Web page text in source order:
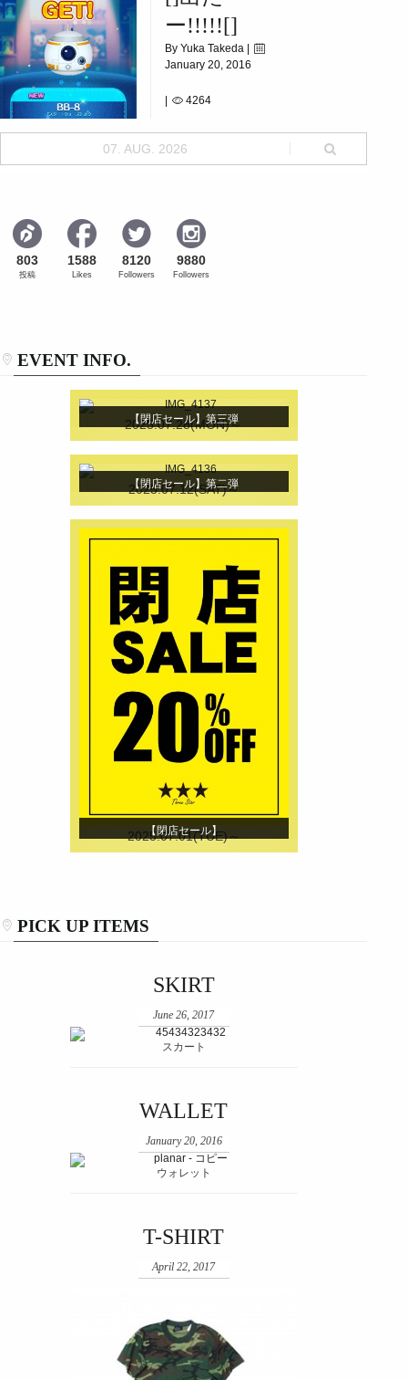
ー!!!!![]
By Yuka Takeda |
January 20, 2016
4264
[]出たーーーーー!!!!![]
07. AUG. 2026
803
投稿
1588
Likes
8120
Followers
9880
Followers
EVENT INFO.
【閉店セール】第三弾
2025.07.28(MON)～
【閉店セール】第二弾
2025.07.12(SAT)～
【閉店セール】
2025.07.01(TUE)～
PICK UP ITEMS
SKIRT
June 26, 2017
スカート
WALLET
January 20, 2016
ウォレット
T-SHIRT
April 22, 2017